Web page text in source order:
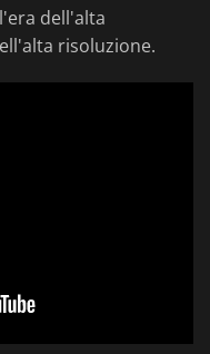
dell'alta
risoluzione.